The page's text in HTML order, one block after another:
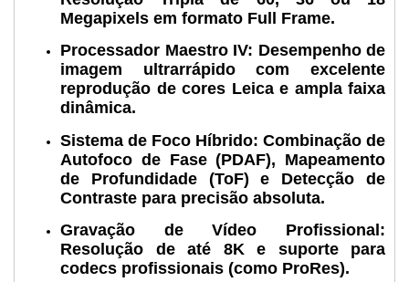
Megapixels em formato Full Frame.
Processador Maestro IV: Desempenho de
imagem ultrarrápido com excelente
reprodução de cores Leica e ampla faixa
dinâmica.
Sistema de Foco Híbrido: Combinação de
Autofoco de Fase (PDAF), Mapeamento
de Profundidade (ToF) e Detecção de
Contraste para precisão absoluta.
Gravação de Vídeo Profissional:
Resolução de até 8K e suporte para
codecs profissionais (como ProRes).